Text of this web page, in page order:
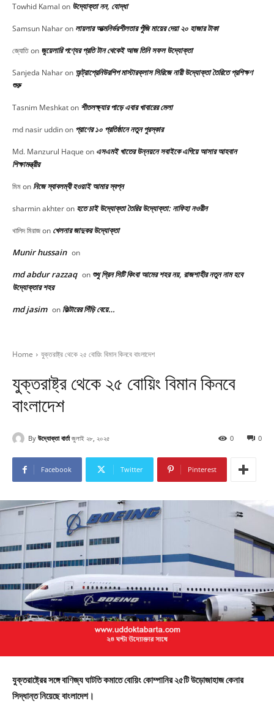
Towhid Kamal on উদ্যোক্তা নন, যোদ্ধা
Samsun Naharon লায়লার আত্মনির্ভরশীলতার পুঁজি মায়ের দেয়া ২০ হাজার টাকা
জ্যোতিon জুয়েলারি পণ্যের প্রতি টান থেকেই আজ তিনি সফল উদ্যোক্তা
Sanjeda Naharon অন্ট্রাপ্রেনিউরশিপ মাস্টারক্লাস সিরিজে নারী উদ্যোক্তা তৈরিতে প্রশিক্ষণ
শুরু
Tasnim Meshkaton শীতলক্ষ্যার পাড়ে এবার খাবারের মেলা
md nasir uddinon প্রাণের ১০ প্রতিষ্ঠানে নতুন পুরস্কার
Md. Manzurul Haque on এসএমই খাতের উন্নয়নে সবাইকে এগিয়ে আসার আহবান
শিক্ষামন্ত্রীর
মিমon নিজে স্বাবলম্বী হওয়াই আমার স্বপ্ন
sharmin akhteron হতে চাই উদ্যোক্তা তৈরির উদ্যোক্তা: নাফিহা নওরীন
খালিদ মিরাজon খেলনার জাদুকর উদ্যোক্তা
Munir hussain on
md abdur razzaq on শুধু গ্রিন সিটি কিংবা আমের শহর নয়, রাজশাহীর নতুন নাম হবে
উদ্যোক্তার শহর
md jasim on ফিল্টারের সিঁড়ি বেয়ে…